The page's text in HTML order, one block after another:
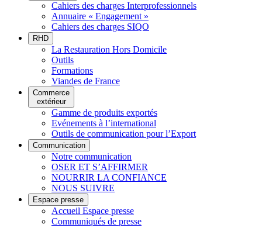
Cahiers des charges Interprofessionnels
Annuaire « Engagement »
Cahiers des charges SIQO
RHD
La Restauration Hors Domicile
Outils
Formations
Viandes de France
Commerce
extérieur
Gamme de produits exportés
Evénements à l’international
Outils de communication pour l’Export
Communication
Notre communication
OSER ET S’AFFIRMER
NOURRIR LA CONFIANCE
NOUS SUIVRE
Espace presse
Accueil Espace presse
Communiqués de presse